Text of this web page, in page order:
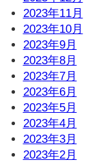
2023年11月
2023年10月
2023年9月
2023年8月
2023年7月
2023年6月
2023年5月
2023年4月
2023年3月
2023年2月